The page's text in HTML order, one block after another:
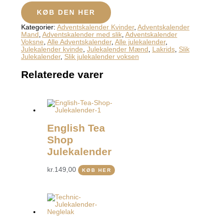
KØB DEN HER
Kategorier: Adventskalender Kvinder, Adventskalender
Mand , Adventskalender med slik, Adventskalender
Voksne, Alle Adventskalender, Alle julekalender,
Julekalender kvinde, Julekalender Mænd , Lakrids, Slik
Julekalender, Slik julekalender voksen
Relaterede varer
English Tea
Shop
Julekalender
kr.149,00 KØB HER